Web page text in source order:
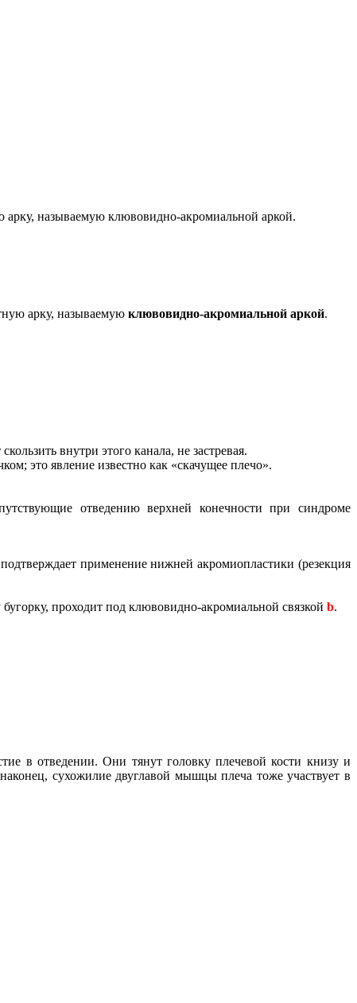
называемую клювовидно-акромиальной аркой.
арку, называемую клювовидно-акромиальной аркой.
внутри этого канала, не застревая.
это явление известно как «скачущее плечо».
отведению верхней конечности при синдроме
применение нижней акромиопластики (резекция
проходит под клювовидно-акромиальной связкой b.
в отведении. Они тянут головку плечевой кости книзу и
сухожилие двуглавой мышцы плеча тоже участвует в